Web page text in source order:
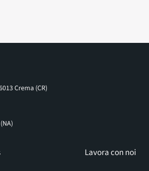
Crema (CR)
Lavora con noi